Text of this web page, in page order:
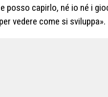
posso capirlo, né io né i
vedere come si sviluppa».